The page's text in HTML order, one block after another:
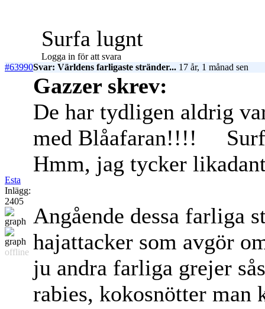
Surfa lugnt
Logga in för att svara
#63990Svar: Världens farligaste stränder... 17 år, 1 månad sen
Esta
Inlägg:
2405
offline
Gazzer skrev:
De har tydligen aldrig
med Blåafaran!!!!
Hmm, jag tycker
Angående dessa farliga
hajattacker som avgör
ju andra farliga grejer
rabies, kokosnötter